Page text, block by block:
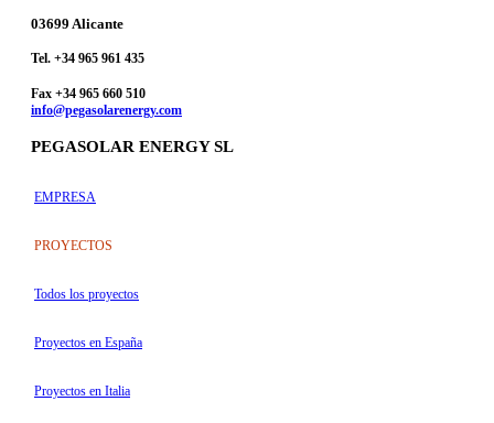
03699 Alicante
Tel. +34 965 961 435
Fax +34 965 660 510
info@pegasolarenergy.com
PEGASOLAR ENERGY SL
EMPRESA
PROYECTOS
Todos los proyectos
Proyectos en España
Proyectos en Italia